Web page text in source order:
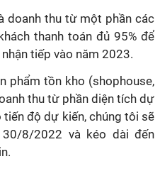
doanh thu từ một phần các
thanh toán đủ 95% để
tiếp vào năm 2023.
phẩm tồn kho (shophouse,
thu từ phần diện tích dự
tiến độ dự kiến, chúng tôi sẽ
8/2022 và kéo dài đến